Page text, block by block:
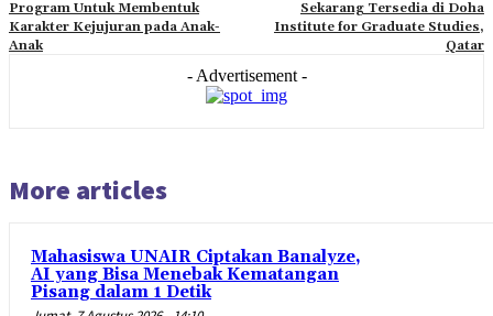
Program Untuk Membentuk
Karakter Kejujuran pada Anak-
Anak
Sekarang Tersedia di Doha
Institute for Graduate Studies,
Qatar
- Advertisement -
More articles
Mahasiswa UNAIR Ciptakan Banalyze,
AI yang Bisa Menebak Kematangan
Pisang dalam 1 Detik